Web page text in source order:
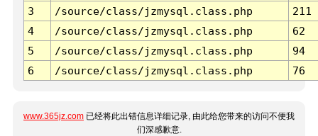
3 /source/class/jzmysql.class.php
211
4
/source/class/jzmysql.class.php
62
5
/source/class/jzmysql.class.php
94
6
/source/class/jzmysql.class.php 76
www.365jz.com 已经将此出错信息详细记录, 由此给您带来的访问不便我
们深感歉意.